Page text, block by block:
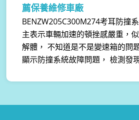
薦保養維修車廠
BENZW205C300M274考耳防撞
主表示車輛加速的頓挫感嚴重，
解體， 不知道是不是變速箱的問
顯示防撞系統故障問題， 檢測發